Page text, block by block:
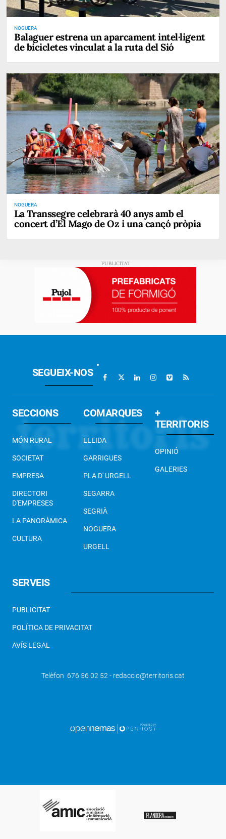
NOGUERA
Balaguer estrena un aparcament intel·ligent
de bicicletes vinculat a la ruta del Sió
NOGUERA
La Transsegre celebrarà 40 anys amb el
concert d’El Mago de Oz i una cançó pròpia
SEGUEIX-NOS
SECCIONS
MÓN RURAL
SOCIETAT
EMPRESA
DIRECTORI
D'EMPRESES
LA PANORÀMICA
CULTURA
COMARQUES
LLEIDA
GARRIGUES
PLA D' URGELL
SEGARRA
SEGRIÀ
NOGUERA
URGELL
+
TERRITORIS
OPINIÓ
GALERIES
SERVEIS
PUBLICITAT
POLÍTICA DE PRIVACITAT
AVÍS LEGAL
Telèfon 676 56 02 52 - redaccio@territoris.cat